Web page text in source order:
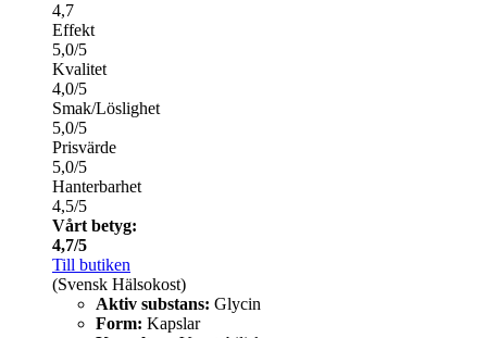
4,7
Effekt
5,0/5
Kvalitet
4,0/5
Smak/Löslighet
5,0/5
Prisvärde
5,0/5
Hanterbarhet
4,5/5
Vårt betyg:
4,7/5
Till butiken
(Svensk Hälsokost)
Aktiv substans: Glycin
Form: Kapslar